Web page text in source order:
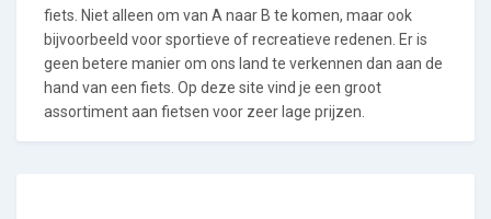
fiets. Niet alleen om van A naar B te komen, maar ook
bijvoorbeeld voor sportieve of recreatieve redenen. Er is
geen betere manier om ons land te verkennen dan aan de
hand van een fiets. Op deze site vind je een groot
assortiment aan fietsen voor zeer lage prijzen.